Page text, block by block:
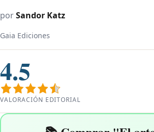
porSandor Katz
Gaia Ediciones
4.5
VALORACIÓN EDITORIAL